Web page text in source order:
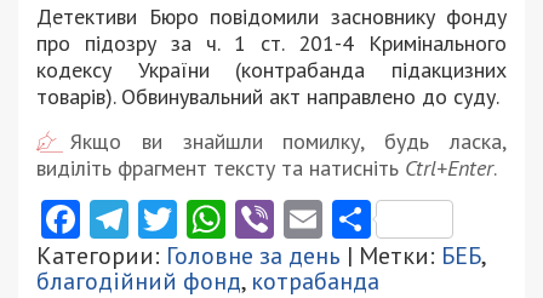
Детективи Бюро повідомили засновнику фонду
про підозру за ч. 1 ст. 201-4 Кримінального
кодексу України (контрабанда підакцизних
товарів). Обвинувальний акт направлено до суду.
Якщо ви знайшли помилку, будь ласка,
виділіть фрагмент тексту та натисніть Ctrl+Enter.
Facebook
Telegram
Twitter
WhatsApp
ViberEmail
Категории: Головне за день | Метки: БЕБ,
благодійний фонд, котрабанда